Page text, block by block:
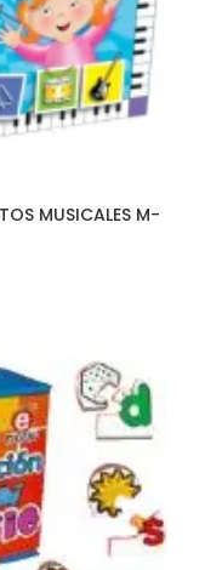
MUSICALES M-